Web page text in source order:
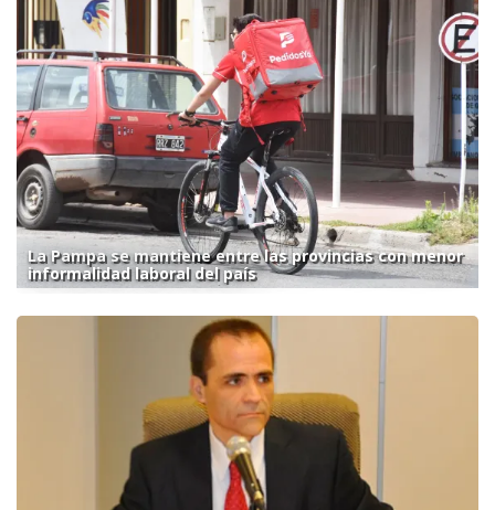
La Pampa se mantiene entre las provincias con menor
informalidad laboral del país